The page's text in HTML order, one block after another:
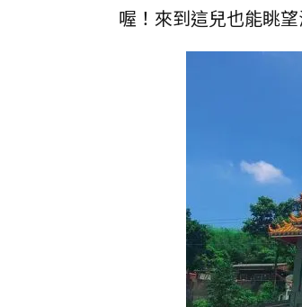
喔！來到這兒也能眺